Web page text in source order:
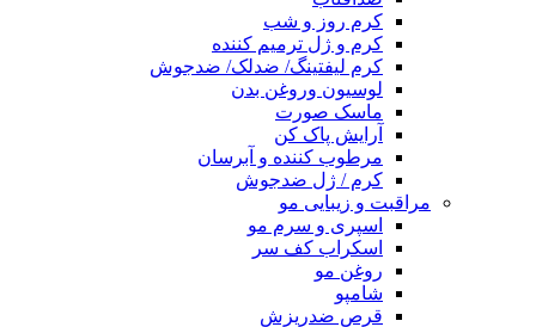
کرم روز و شب
کرم و ژل ترمیم کننده
کرم لیفتینگ/ ضدلک/ ضدجوش
لوسیون وروغن بدن
ماسک صورت
آرایش پاک کن
مرطوب کننده و آبرسان
کرم / ژل ضدجوش
مراقبت و زیبایی مو
اسپری و سرم مو
اسکراب کف سر
روغن مو
شامپو
قرص ضدریزش